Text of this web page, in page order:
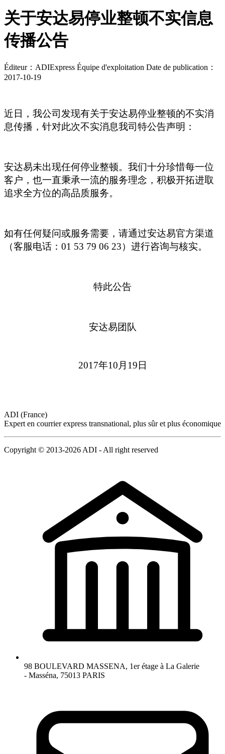
关于安达易停业整顿不实信息
传播公告
Éditeur：ADIExpress Équipe d'exploitation Date de publication：
2017-10-19
近日，我公司发现有关于安达易停业整顿的不实消
息传播，针对此次不实消息我司特公告声明：
安达易未出现任何停业整顿。我们十分珍惜每一位
客户，也一直秉承一流的服务理念，积极开拓进取
追求全方位的高品质服务。
如有任何疑问或服务需要，请通过安达易官方渠道
（客服电话： 01 53 79 06 23）进行咨询与核实。
特此公告
安达易团队
2017年10月19日
ADI (France)
Expert en courrier express transnational, plus sûr et plus économique
Copyright © 2013-2026 ADI - All right reserved
98 BOULEVARD MASSENA, 1er étage à La Galerie
- Masséna, 75013 PARIS